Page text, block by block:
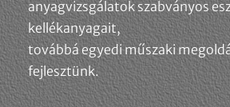
anyagvizsgálatok szabványos
kellékanyagait,
továbbá egyedi műszaki
fejlesztünk.